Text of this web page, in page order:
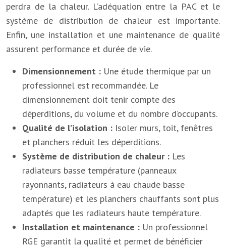
perdra de la chaleur. L’adéquation entre la PAC et le
système de distribution de chaleur est importante.
Enfin, une installation et une maintenance de qualité
assurent performance et durée de vie.
Dimensionnement : Une étude thermique par un
professionnel est recommandée. Le
dimensionnement doit tenir compte des
déperditions, du volume et du nombre d’occupants.
Qualité de l’isolation : Isoler murs, toit, fenêtres
et planchers réduit les déperditions.
Système de distribution de chaleur : Les
radiateurs basse température (panneaux
rayonnants, radiateurs à eau chaude basse
température) et les planchers chauffants sont plus
adaptés que les radiateurs haute température.
Installation et maintenance : Un professionnel
RGE garantit la qualité et permet de bénéficier